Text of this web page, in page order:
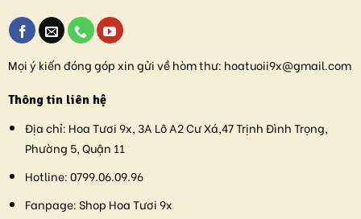
Mọi ý kiến đóng góp xin gửi về hòm thư: hoatuoii9x@gmail.com
Thông tin liên hệ
Địa chỉ: Hoa Tươi 9x, 3A Lô A2 Cư Xá,47 Trịnh Đình Trọng,
Phường 5, Quận 11
Hotline:0799.06.09.96
Fanpage:Shop Hoa Tươi 9x